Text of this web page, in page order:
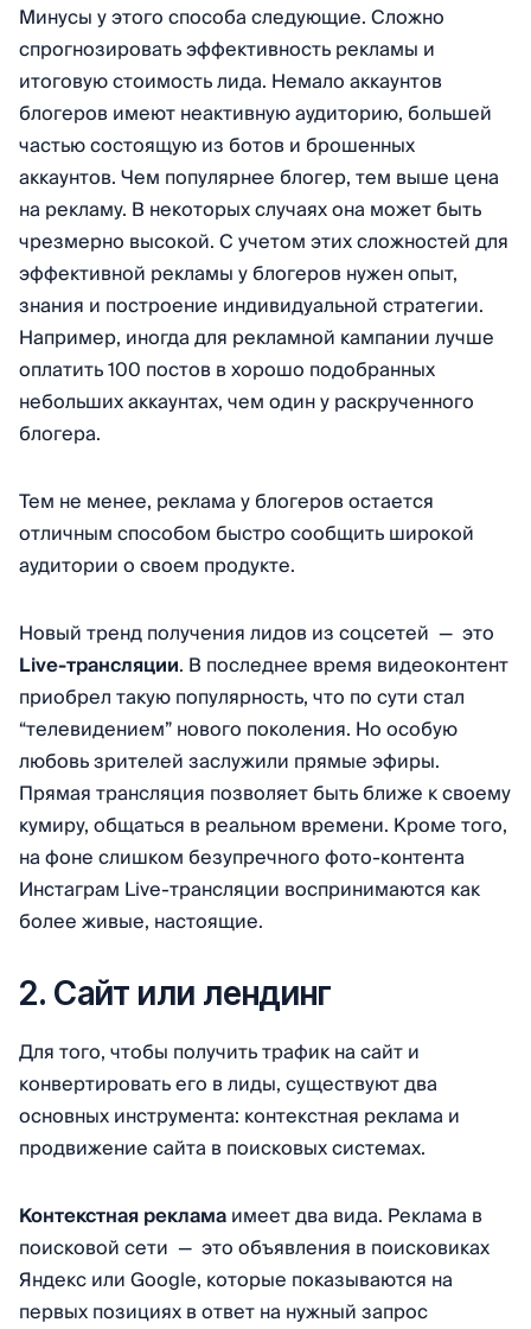
Минусы у этого способа следующие. Сложно
спрогнозировать эффективность рекламы и
итоговую стоимость лида. Немало аккаунтов
блогеров имеют неактивную аудиторию, большей
частью состоящую из ботов и брошенных
аккаунтов. Чем популярнее блогер, тем выше цена
на рекламу. В некоторых случаях она может быть
чрезмерно высокой. С учетом этих сложностей для
эффективной рекламы у блогеров нужен опыт,
знания и построение индивидуальной стратегии.
Например, иногда для рекламной кампании лучше
оплатить 100 постов в хорошо подобранных
небольших аккаунтах, чем один у раскрученного
блогера.
Тем не менее, реклама у блогеров остается
отличным способом быстро сообщить широкой
аудитории о своем продукте.
Новый тренд получения лидов из соцсетей — это
Live-трансляции. В последнее время видеоконтент
приобрел такую популярность, что по сути стал
“телевидением” нового поколения. Но особую
любовь зрителей заслужили прямые эфиры.
Прямая трансляция позволяет быть ближе к своему
кумиру, общаться в реальном времени. Кроме того,
на фоне слишком безупречного фото-контента
Инстаграм Live-трансляции воспринимаются как
более живые, настоящие.
2. Сайт или лендинг
Для того, чтобы получить трафик на сайт и
конвертировать его в лиды, существуют два
основных инструмента: контекстная реклама и
продвижение сайта в поисковых системах.
Контекстная рекламаимеет два вида. Реклама в
поисковой сети — это объявления в поисковиках
Яндекс или Google, которые показываются на
первых позициях в ответ на нужный запрос